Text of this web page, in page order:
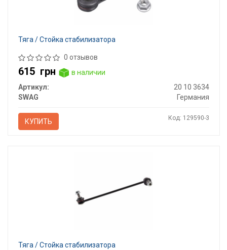
Тяга / Стойка стабилизатора
0 отзывов
615 грн
в наличии
Артикул:
20 10 3634
SWAG
Германия
КУПИТЬ Код: 129590-3
Тяга / Стойка стабилизатора